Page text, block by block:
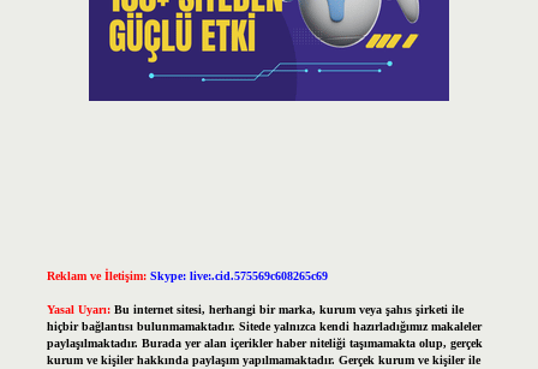
Reklam ve İletişim: Skype: live:.cid.575569c608265c69
Yasal Uyarı: Bu internet sitesi, herhangi bir marka, kurum veya şahıs şirketi ile
hiçbir bağlantısı bulunmamaktadır. Sitede yalnızca kendi hazırladığımız makaleler
paylaşılmaktadır. Burada yer alan içerikler haber niteliği taşımamakta olup, gerçek
kurum ve kişiler hakkında paylaşım yapılmamaktadır. Gerçek kurum ve kişiler ile